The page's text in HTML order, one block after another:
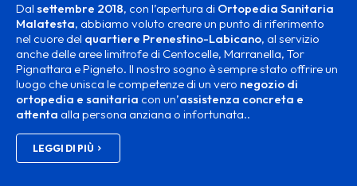
Dal settembre 2018, con l’apertura di Ortopedia Sanitaria
Malatesta, abbiamo voluto creare un punto di riferimento
nel cuore del quartiere Prenestino-Labicano, al servizio
anche delle aree limitrofe di Centocelle, Marranella, Tor
Pignattara e Pigneto. Il nostro sogno è sempre stato offrire un
luogo che unisca le competenze di un vero negozio di
ortopedia e sanitaria con un’assistenza concreta e
attenta alla persona anziana o infortunata..
LEGGI DI PIÙ